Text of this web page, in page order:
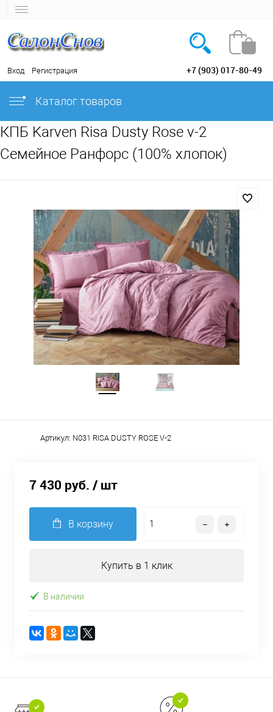
Вход Регистрация +7 (903) 017-80-49
Каталог товаров
КПБ Karven Risa Dusty Rose v-2
Семейное Ранфорс (100% хлопок)
Артикул: N031 RISA DUSTY ROSE V-2
7 430 руб. / шт
В корзину
Купить в 1 клик
В наличии